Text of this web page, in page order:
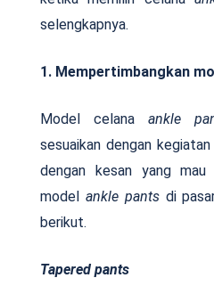
selengkapnya.
1. Mempertimbangkan
Model celana ankle
sesuaikan dengan
dengan kesan yang mau
model ankle pants di
berikut.
Tapered pants